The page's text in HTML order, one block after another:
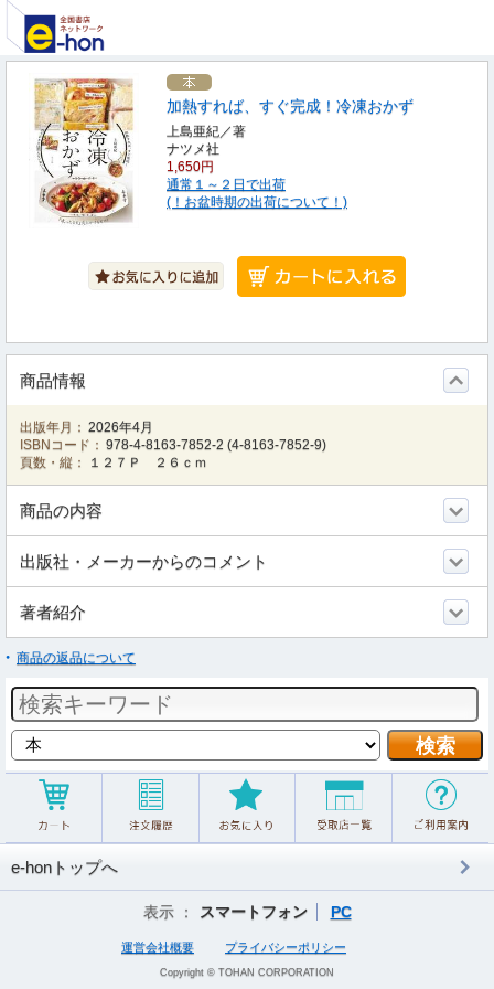
加熱すれば、すぐ完成！冷凍おかず
上島亜紀／著
ナツメ社
1,650円
通常１～２日で出荷
(！お盆時期の出荷について！)
商品情報
出版年月： 2026年4月
ISBNコード： 978-4-8163-7852-2 (4-8163-7852-9)
頁数・縦：
１２７Ｐ ２６ｃｍ
商品の内容
出版社・メーカーからのコメント
著者紹介
商品の返品について
e-honトップへ
表示 ： スマートフォン PC
運営会社概要 プライバシーポリシー
Copyright © TOHAN CORPORATION